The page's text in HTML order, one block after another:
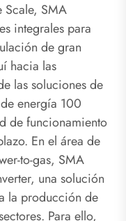
Scale, SMA
integrales para
de gran
hacia las
las soluciones de
energía 100
de funcionamiento
En el área de
to-gas, SMA
una solución
la producción de
Para ello,